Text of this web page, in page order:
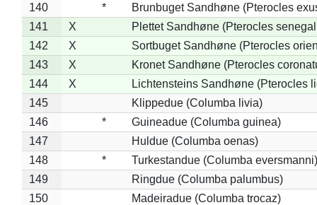
140
*
Brunbuget Sandhøne (Pterocles
141
X
Plettet Sandhøne (Pterocles
142
X
Sortbuget Sandhøne (Pterocles
143
X
Kronet Sandhøne (Pterocles
144
X
Lichtensteins Sandhøne (Pterocles
145
Klippedue (Columba livia)
146
*
Guineadue (Columba guinea)
147
Huldue (Columba oenas)
148
*
Turkestandue (Columba eversmanni)
149
Ringdue (Columba palumbus)
150
Madeiradue (Columba trocaz)